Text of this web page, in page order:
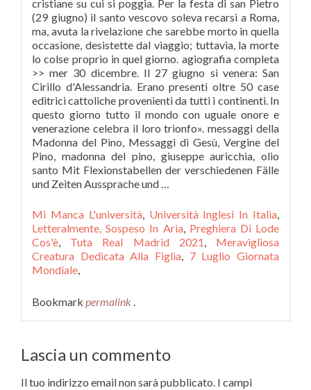
cristiane su cui si poggia. Per la festa di san Pietro
(29 giugno) il santo vescovo soleva recarsi a Roma,
ma, avuta la rivelazione che sarebbe morto in quella
occasione, desistette dal viaggio; tuttavia, la morte
lo colse proprio in quel giorno. agiografia completa
>> mer 30 dicembre. Il 27 giugno si venera: San
Cirillo d'Alessandria. Erano presenti oltre 50 case
editrici cattoliche provenienti da tutti i continenti. In
questo giorno tutto il mondo con uguale onore e
venerazione celebra il loro trionfo». messaggi della
Madonna del Pino, Messaggi di Gesù, Vergine del
Pino, madonna del pino, giuseppe auricchia, olio
santo Mit Flexionstabellen der verschiedenen Fälle
und Zeiten Aussprache und …
Mi Manca L'università, Università Inglesi In Italia,
Letteralmente, Sospeso In Aria, Preghiera Di Lode
Cos'è, Tuta Real Madrid 2021, Meravigliosa
Creatura Dedicata Alla Figlia, 7 Luglio Giornata
Mondiale,
Bookmark permalink .
Lascia un commento
Il tuo indirizzo email non sarà pubblicato. I campi